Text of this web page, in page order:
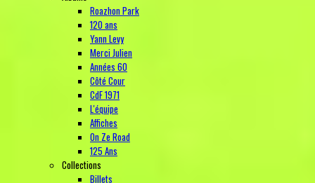
Roazhon Park
120 ans
Yann Levy
Merci Julien
Années 60
Côté Cour
CdF 1971
L'équipe
Affiches
On Ze Road
125 Ans
Collections
Billets